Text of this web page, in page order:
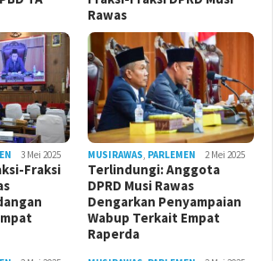
Rawas
3 Mei 2025
Fraksi
MUSIRAWAS PARLEMEN 2 Mei 2025
Terlindungi: Anggota
DPRD Musi Rawas
Dengarkan Penyampaian
Wabup Terkait Empat
Raperda